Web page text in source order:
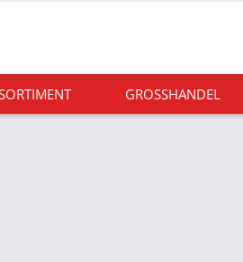
GROSSHANDEL